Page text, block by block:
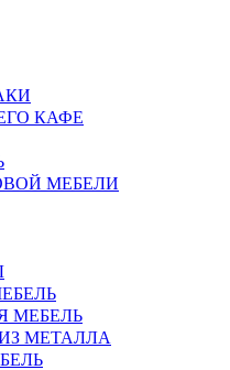
КАФЕ
МЕБЕЛИ
МЕБЕЛЬ
МЕТАЛЛА